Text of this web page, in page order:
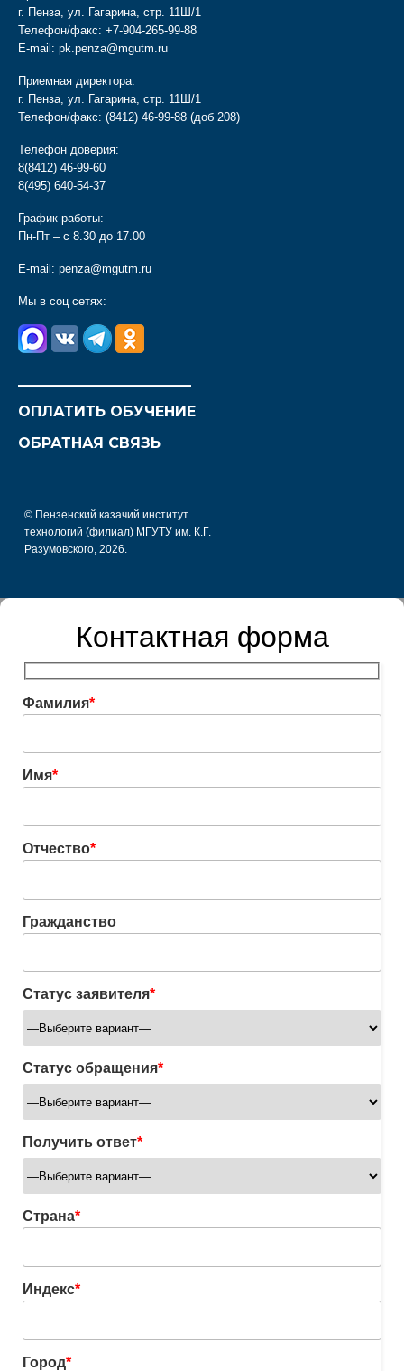
г. Пенза, ул. Гагарина, стр. 11Ш/1
Телефон/факс: +7-904-265-99-88
E-mail: pk.penza@mgutm.ru
Приемная директора:
г. Пенза, ул. Гагарина, стр. 11Ш/1
Телефон/факс: (8412) 46-99-88 (доб 208)
Телефон доверия:
8(8412) 46-99-60
8(495) 640-54-37
График работы:
Пн-Пт – с 8.30 до 17.00
E-mail: penza@mgutm.ru
Мы в соц сетях:
ОПЛАТИТЬ ОБУЧЕНИЕ
ОБРАТНАЯ СВЯЗЬ
© Пензенский казачий институт
технологий (филиал) МГУТУ им. К.Г.
Разумовского, 2026.
Контактная форма
Фамилия*
Имя*
Отчество*
Гражданство
Статус заявителя*
Статус обращения*
Получить ответ*
Страна*
Индекс*
Город*